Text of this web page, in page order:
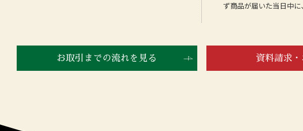
ず商品が届いた当日中に
お取引までの流れを見る 資料請求